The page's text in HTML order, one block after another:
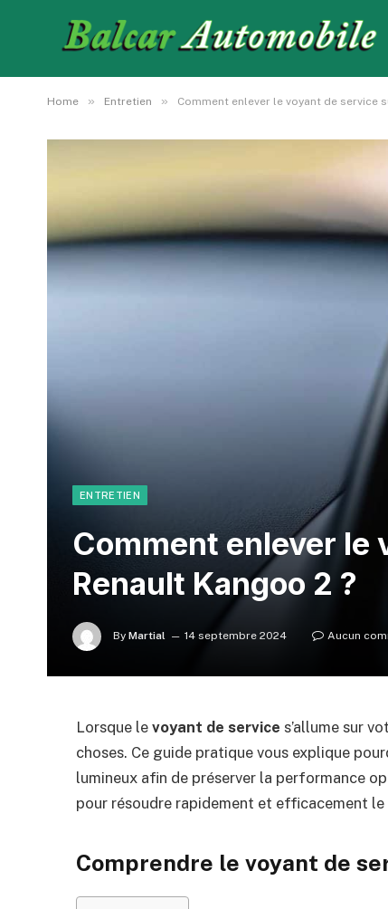
Home » Entretien » Comment enlever le voyant de service
ENTRETIEN
Comment enlever le
Renault Kangoo 2 ?
By Martial 14 septembre 2024 Aucun
Lorsque levoyant de service s’allume sur
choses. Ce guide pratique vous explique
lumineux afin de préserver la performance
pour résoudre rapidement et efficacement le
Comprendre le voyant de